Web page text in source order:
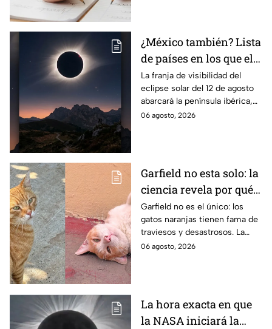
¿México también? Lista
de países en los que el
12 de agosto se verá el
eclipse solar total y en
los que será parcial
La franja de visibilidad del
eclipse solar del 12 de agosto
abarcará la península ibérica,
por lo que solo podrá
06 agosto, 2026
Garfield no esta solo: la
ciencia revela por qué
los gatos naranjas
tienen tanta fama de
hacer "desastres"
Garfield no es el único: los
gatos naranjas tienen fama de
traviesos y desastrosos. La
ciencia explica qué hay detrás
06 agosto, 2026
La hora exacta en que
la NASA iniciará la